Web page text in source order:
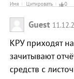
Имя Цитировать 0
Guest
КРУ приходят
зачитывают
средств с